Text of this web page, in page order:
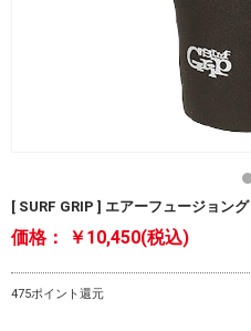
[ SURF GRIP ] エアーフュージョン
価格： ￥10,450(税込)
475ポイント還元